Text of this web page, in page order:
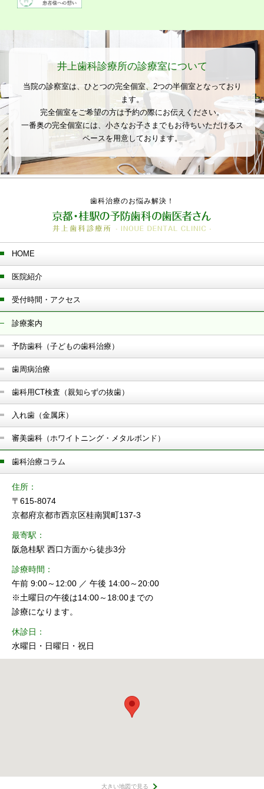
井上歯科診療所の診療室について
当院の診察室は、ひとつの完全個室、2つの半個室となっており
ます。
完全個室をご希望の方は予約の際にお伝えください。
一番奥の完全個室には、小さなお子さまでもお待ちいただけるス
ペースを用意しております。
歯科治療のお悩み解決！
HOME
医院紹介
受付時間・アクセス
診療案内
予防歯科（子どもの歯科治療）
歯周病治療
歯科用CT検査（親知らずの抜歯）
入れ歯（金属床）
審美歯科（ホワイトニング・メタルボンド）
歯科治療コラム
住所
〒615-8074
京都府京都市西京区桂南巽町137-3
最寄駅
阪急桂駅 西口方面から徒歩3分
診療時間
午前 9:00～12:00 ／ 午後 14:00～20:00
※土曜日の午後は14:00～18:00までの
診療になります。
休診日
水曜日・日曜日・祝日
大きい地図で見る